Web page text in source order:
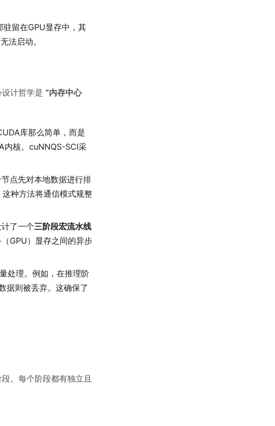
留在GPU显存中，其
法启动。
计哲学是 “内存中心
库那么简单，而是
内核。cuNNQS-SCI采
点先对本地数据进行排
种方法将通信模式规整
了一个三阶段宏流水线
GPU）显存之间的异步
处理。例如，在推理阶
据则被丢弃。这确保了
。每个阶段都有独立且